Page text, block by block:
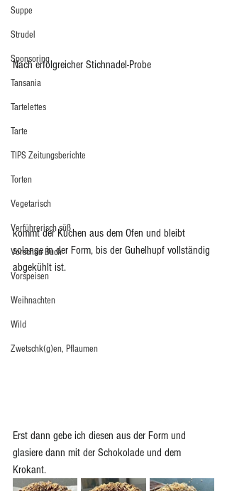
Suppe
Strudel
Sponsoring
Tansania
Tartelettes
Tarte
TIPS Zeitungsberichte
Torten
Vegetarisch
Verführerisch süß
Vorschau Buch
Vorspeisen
Weihnachten
Wild
Zwetschk(g)en, Pflaumen
Nach erfolgreicher Stichnadel-Probe
kommt der Kuchen aus dem Ofen und bleibt
solange in der Form, bis der Guhelhupf vollständig
abgekühlt ist.
Erst dann gebe ich diesen aus der Form und
glasiere dann mit der Schokolade und dem
Krokant.